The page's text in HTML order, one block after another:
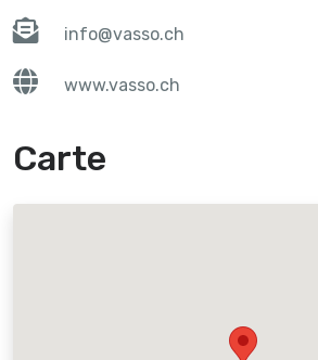
info@vasso.ch
www.vasso.ch
Carte